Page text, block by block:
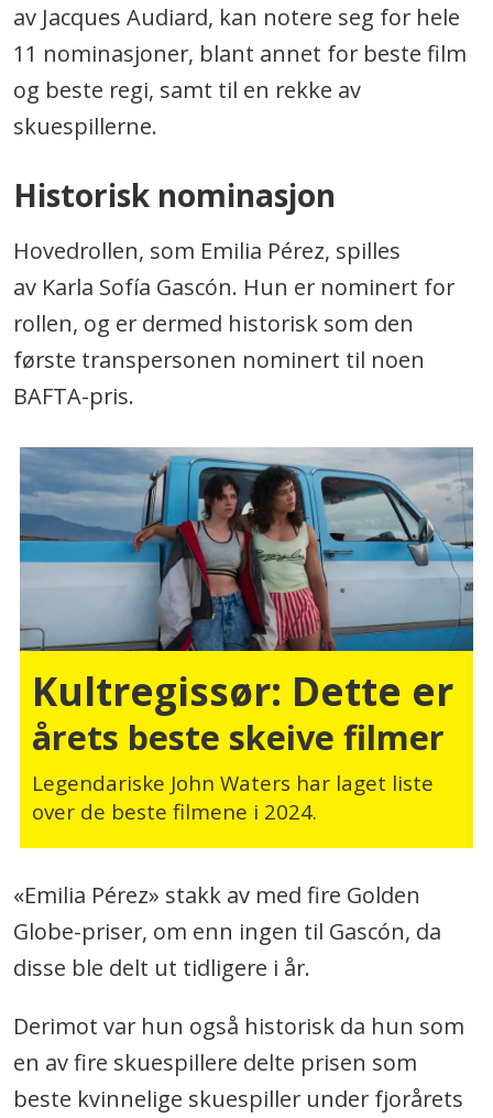
av Jacques Audiard, kan notere seg for hele
11 nominasjoner, blant annet for beste film
og beste regi, samt til en rekke av
skuespillerne.
Historisk nominasjon
Hovedrollen, som Emilia Pérez, spilles
av Karla Sofía Gascón. Hun er nominert for
rollen, og er dermed historisk som den
første transpersonen nominert til noen
BAFTA-pris.
Kultregissør: Dette er
årets beste skeive filmer
Legendariske John Waters har laget liste
over de beste filmene i 2024.
«Emilia Pérez» stakk av med fire Golden
Globe-priser, om enn ingen til Gascón, da
disse ble delt ut tidligere i år.
Derimot var hun også historisk da hun som
en av fire skuespillere delte prisen som
beste kvinnelige skuespiller under fjorårets